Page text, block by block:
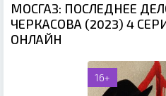
МОСГАЗ: ПОСЛЕДНЕЕ
ЧЕРКАСОВА (2023) 4
ОНЛАЙН
16+